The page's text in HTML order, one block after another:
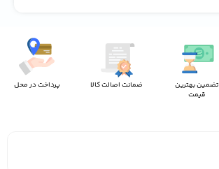
تضمین بهترین
قیمت
ضمانت اصالت کالا پرداخت در محل